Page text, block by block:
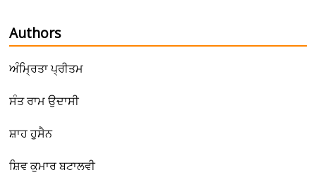
Authors
ਅੰਮ੍ਰਿਤਾ ਪ੍ਰੀਤਮ
ਸੰਤ ਰਾਮ ਉਦਾਸੀ
ਸ਼ਾਹ ਹੁਸੈਨ
ਸ਼ਿਵ ਕੁਮਾਰ ਬਟਾਲਵੀ